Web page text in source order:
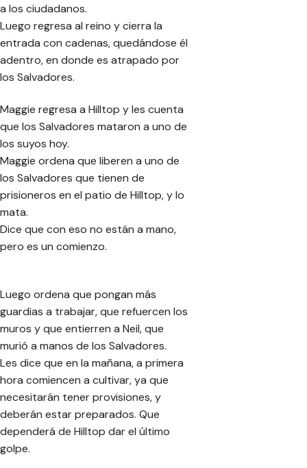
a los ciudadanos.
Luego regresa al reino y cierra la
entrada con cadenas, quedándose él
adentro, en donde es atrapado por
los Salvadores.
Maggie regresa a Hilltop y les cuenta
que los Salvadores mataron a uno de
los suyos hoy.
Maggie ordena que liberen a uno de
los Salvadores que tienen de
prisioneros en el patio de Hilltop, y lo
mata.
Dice que con eso no están a mano,
pero es un comienzo.
Luego ordena que pongan más
guardias a trabajar, que refuercen los
muros y que entierren a Neil, que
murió a manos de los Salvadores.
Les dice que en la mañana, a primera
hora comiencen a cultivar, ya que
necesitarán tener provisiones, y
deberán estar preparados. Que
dependerá de Hilltop dar el último
golpe.